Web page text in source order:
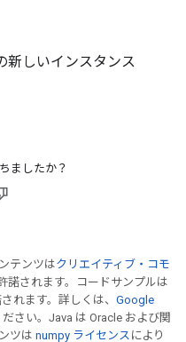
新しいインスタンス
ましたか？
テンツはクリエイティブ・コモ
諾されます。コードサンプルは
れます。詳しくは、 Google
ださい。Java は Oracle および関
ツは numpy ライセンス により